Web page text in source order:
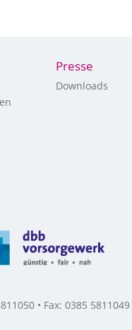
Presse
Downloads
• Fax: 0385 5811049